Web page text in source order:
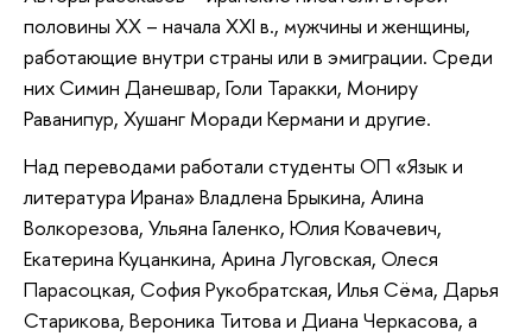
половины ХХ – начала XXI в., мужчины и женщины,
работающие внутри страны или в эмиграции. Среди
них Симин Данешвар, Голи Таракки, Мониру
Раванипур, Хушанг Моради Кермани и другие.
Над переводами работали студенты ОП «Язык и
литература Ирана» Владлена Брыкина, Алина
Волкорезова, Ульяна Галенко, Юлия Ковачевич,
Екатерина Куцанкина, Арина Луговская, Олеся
Парасоцкая, София Рукобратская, Илья Сёма, Дарья
Старикова, Вероника Титова и Диана Черкасова, а